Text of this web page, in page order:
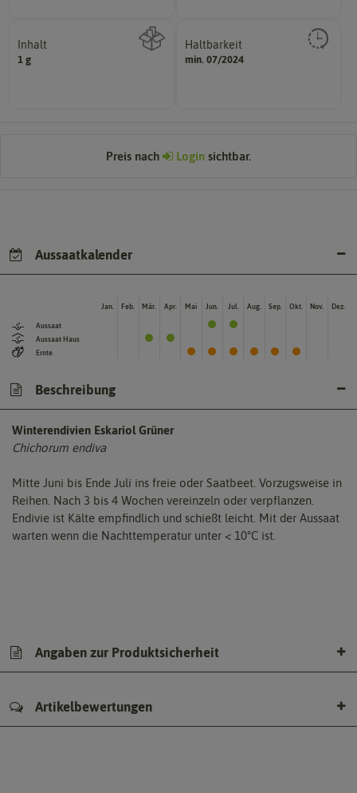
Inhalt
1 g
Haltbarkeit
min. 07/2024
und Pflanzgut sehr gut keimen
sollte.
Preis nach Login sichtbar.
Aussaatkalender
Aussaat
Aussaat Haus
Ernte
Jan. Feb. Mär. Apr. Mai Jun. Jul. Aug. Sep. Okt. Nov. Dez.
Beschreibung
Winterendivien Eskariol Grüner
Chichorum endiva
Mitte Juni bis Ende Juli ins freie oder Saatbeet. Vorzugsweise in
Reihen. Nach 3 bis 4 Wochen vereinzeln oder verpflanzen.
Endivie ist Kälte empfindlich und schießt leicht. Mit der Aussaat
warten wenn die Nachttemperatur unter < 10°C ist.
Angaben zur Produktsicherheit
Artikelbewertungen